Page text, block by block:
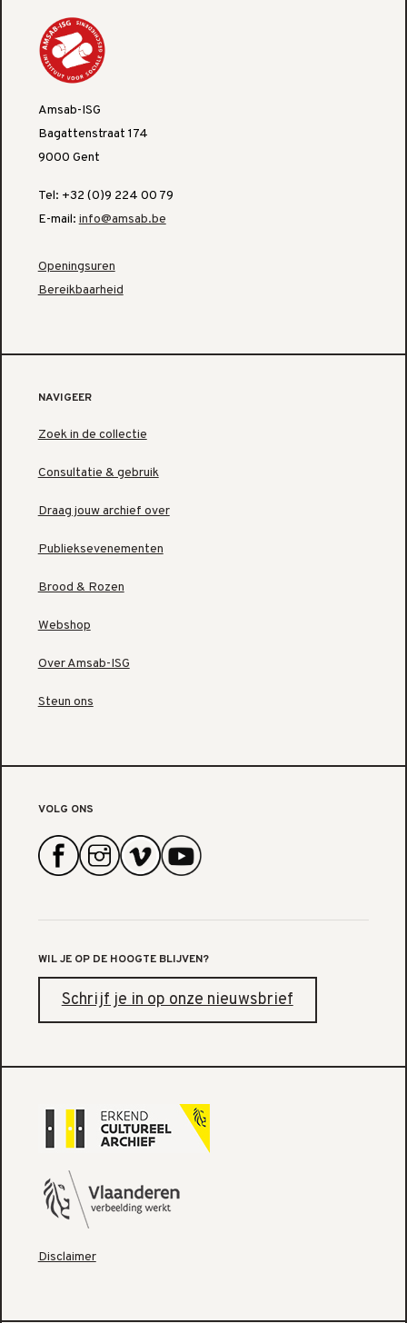
Amsab-ISG
Bagattenstraat 174
9000 Gent
Tel: +32 (0)9 224 00 79
E-mail: info@amsab.be
Openingsuren
Bereikbaarheid
NAVIGEER
Zoek in de collectie
Consultatie & gebruik
Draag jouw archief over
Publieksevenementen
Brood & Rozen
Webshop
Over Amsab-ISG
Steun ons
VOLG ONS
WIL JE OP DE HOOGTE BLIJVEN?
Schrijf je in op onze nieuwsbrief
Disclaimer